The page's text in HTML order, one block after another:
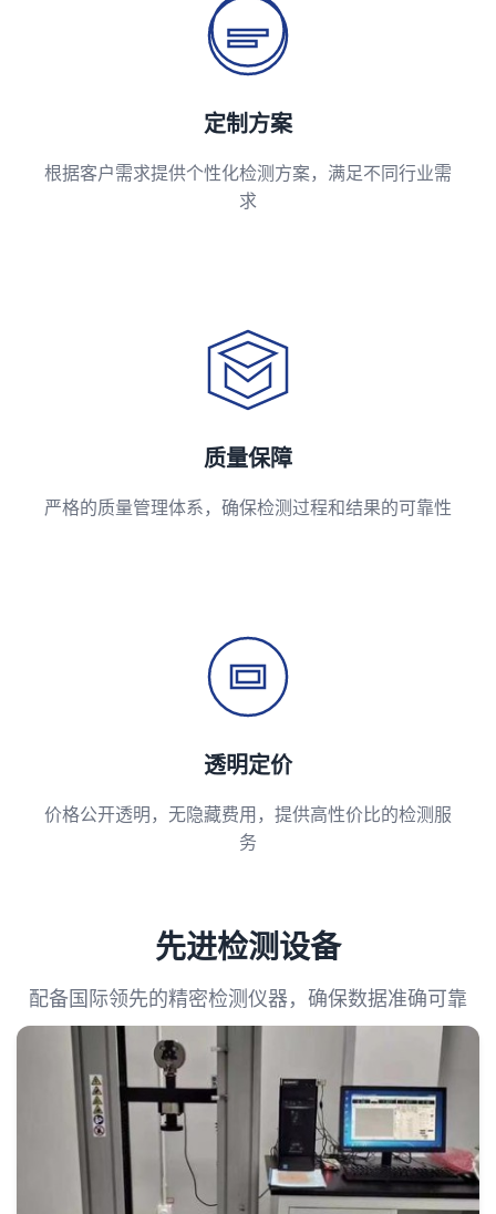
定制方案
根据客户需求提供个性化检测方案，满足不同行业需
求
质量保障
严格的质量管理体系，确保检测过程和结果的可靠性
透明定价
价格公开透明，无隐藏费用，提供高性价比的检测服
务
先进检测设备
配备国际领先的精密检测仪器，确保数据准确可靠